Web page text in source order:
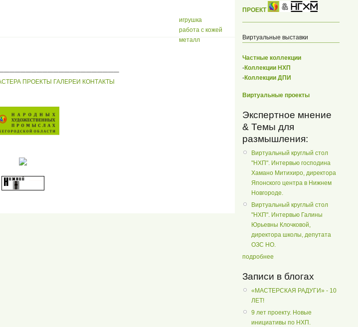
игрушка
работа с кожей
металл
ПРОЕКТЫ ГАЛЕРЕИ КОНТАКТЫ
ПРОЕКТ
Виртуальные выставки
Частные коллекции
-Коллекции НХП
-Коллекции ДПИ
Виртуальные проекты
Экспертное мнение
& Темы для
размышления:
Виртуальный круглый стол
"НХП". Интервью господина
Хамано Митихиро, директора
Японского центра в Нижнем
Новгороде.
Виртуальный круглый стол
"НХП". Интервью Галины
Юрьевны Клочковой,
директора школы, депутата
ОЗС НО.
подробнее
Записи в блогах
«МАСТЕРСКАЯ РАДУГИ» - 10
ЛЕТ!
9 лет проекту. Новые
инициативы по НХП.